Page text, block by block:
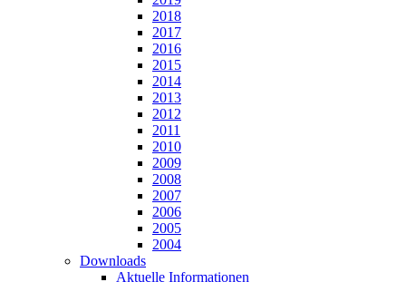
2018
2017
2016
2015
2014
2013
2012
2011
2010
2009
2008
2007
2006
2005
2004
Downloads
Aktuelle Informationen